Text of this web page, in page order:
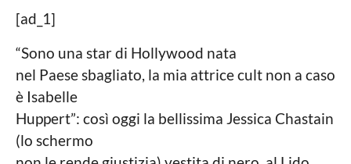
o
3
a
n
n
i
L
a
P
o
l
i
t
i
c
a
a
g
o
[ad_1]
“Sono una star di Hollywood nata
nel Paese sbagliato, la mia attrice cult non a caso
è Isabelle
Huppert”: così oggi la bellissima Jessica Chastain
(lo schermo